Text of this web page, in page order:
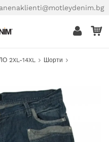
2XL-14XL
Шорти